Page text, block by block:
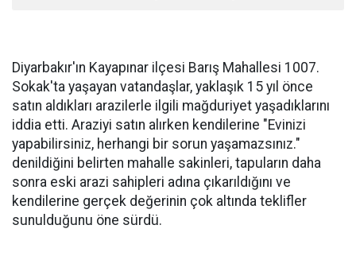
Diyarbakır'ın Kayapınar ilçesi Barış Mahallesi 1007.
Sokak'ta yaşayan vatandaşlar, yaklaşık 15 yıl önce
satın aldıkları arazilerle ilgili mağduriyet yaşadıklarını
iddia etti. Araziyi satın alırken kendilerine "Evinizi
yapabilirsiniz, herhangi bir sorun yaşamazsınız."
denildiğini belirten mahalle sakinleri, tapuların daha
sonra eski arazi sahipleri adına çıkarıldığını ve
kendilerine gerçek değerinin çok altında teklifler
sunulduğunu öne sürdü.